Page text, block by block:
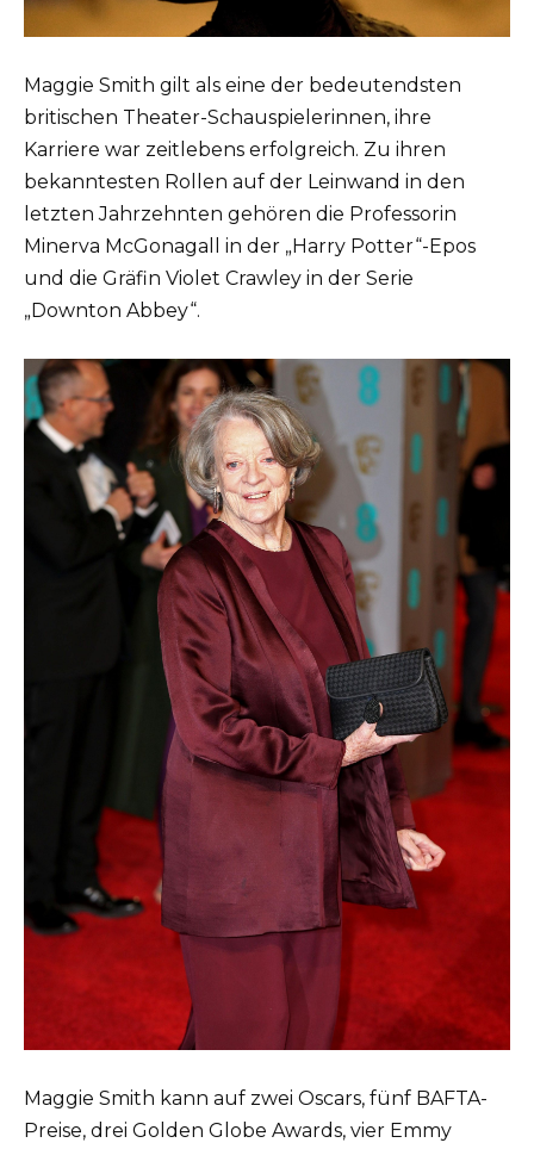
Maggie Smith gilt als eine der bedeutendsten
britischen Theater-Schauspielerinnen, ihre
Karriere war zeitlebens erfolgreich. Zu ihren
bekanntesten Rollen auf der Leinwand in den
letzten Jahrzehnten gehören die Professorin
Minerva McGonagall in der „Harry Potter“-Epos
und die Gräfin Violet Crawley in der Serie
„Downton Abbey“.
Maggie Smith kann auf zwei Oscars, fünf BAFTA-
Preise, drei Golden Globe Awards, vier Emmy